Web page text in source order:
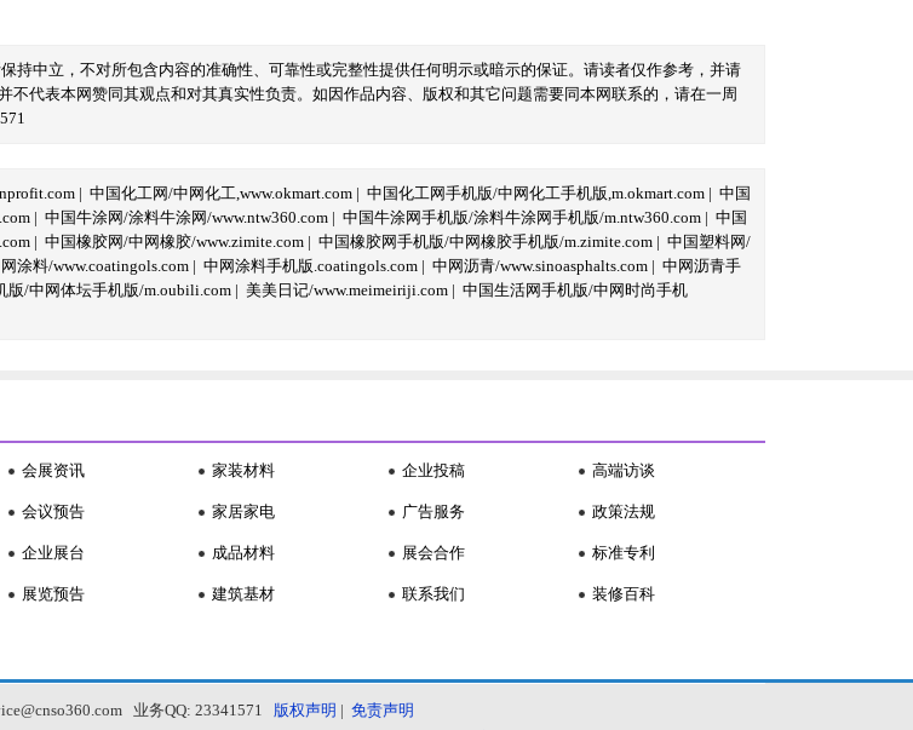
持中立，不对所包含内容的准确性、可靠性或完整性提供任何明示或暗示的保证。请读者仅作参考，并请
代表本网赞同其观点和对其真实性负责。如因作品内容、版权和其它问题需要同本网联系的，请在一周
| 中国化工网/中网化工,www.okmart.com | 中国化工网手机版/中网化工手机版,m.okmart.com | 中国
| 中国牛涂网/涂料牛涂网/www.ntw360.com | 中国牛涂网手机版/涂料牛涂网手机版/m.ntw360.com | 中国
| 中国橡胶网/中网橡胶/www.zimite.com | 中国橡胶网手机版/中网橡胶手机版/m.zimite.com | 中国塑料网/
涂料/www.coatingols.com | 中网涂料手机版.coatingols.com | 中网沥青/www.sinoasphalts.com | 中网沥青手
版/中网体坛手机版/m.oubili.com | 美美日记/www.meimeiriji.com | 中国生活网手机版/中网时尚手机
会展资讯
会议预告
企业展台
展览预告
家装材料
家居家电
成品材料
建筑基材
企业投稿
广告服务
展会合作
联系我们
高端访谈
政策法规
标准专利
装修百科
业务QQ: 23341571 版权声明 | 免责声明